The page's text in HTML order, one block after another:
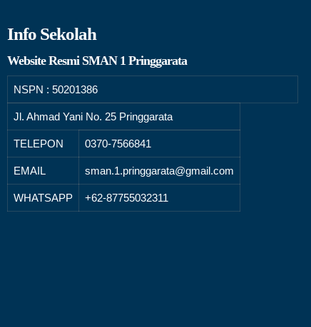
Info Sekolah
Website Resmi SMAN 1 Pringgarata
NSPN : 50201386
Jl. Ahmad Yani No. 25 Pringgarata
TELEPON 0370-7566841
EMAIL sman.1.pringgarata@gmail.com
WHATSAPP +62-87755032311